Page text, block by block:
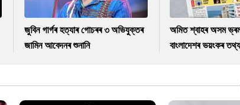
জুবিন গাৰ্গৰ হত্যাৰ গোচৰৰ ৩ অভিযুক্তৰ
জামিন আবেদনৰ শুনানি
অমিত শ্বাহৰ অসম
বাংলাদেশৰ ভয়ংকৰ